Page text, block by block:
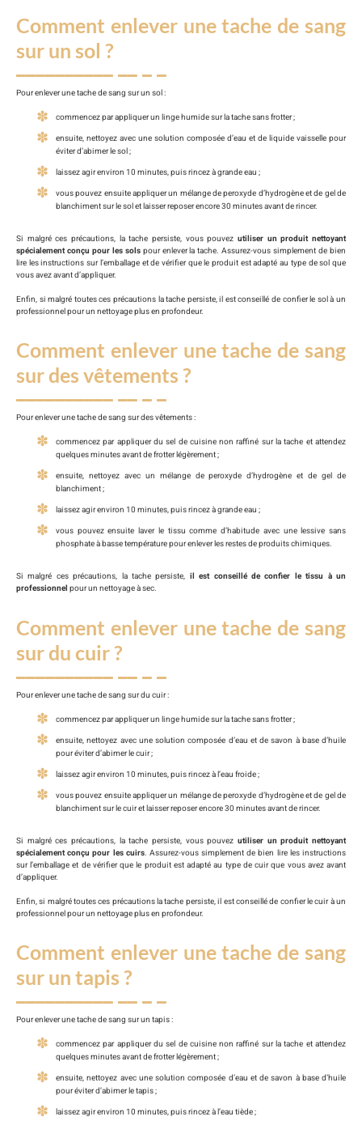
Comment enlever une tache de sang
sur un sol ?
Pour enlever une tache de sang sur un sol :
commencez par appliquer un linge humide sur la tache sans frotter ;
ensuite, nettoyez avec une solution composée d’eau et de liquide vaisselle pour
éviter d’abimer le sol ;
laissez agir environ 10 minutes, puis rincez à grande eau ;
vous pouvez ensuite appliquer un mélange de peroxyde d’hydrogène et de gel de
blanchiment sur le sol et laisser reposer encore 30 minutes avant de rincer.
Si malgré ces précautions, la tache persiste, vous pouvez utiliser un produit nettoyant
spécialement conçu pour les solspour enlever la tache. Assurez-vous simplement de bien
lire les instructions sur l’emballage et de vérifier que le produit est adapté au type de sol que
vous avez avant d’appliquer.
Enfin, si malgré toutes ces précautions la tache persiste, il est conseillé de confier le sol à un
professionnel pour un nettoyage plus en profondeur.
Comment enlever une tache de sang
sur des vêtements ?
Pour enlever une tache de sang sur des vêtements :
commencez par appliquer du sel de cuisine non raffiné sur la tache et attendez
quelques minutes avant de frotter légèrement ;
ensuite, nettoyez avec un mélange de peroxyde d’hydrogène et de gel de
blanchiment ;
laissez agir environ 10 minutes, puis rincez à grande eau ;
vous pouvez ensuite laver le tissu comme d’habitude avec une lessive sans
phosphate à basse température pour enlever les restes de produits chimiques.
Si malgré ces précautions, la tache persiste, il est conseillé de confier le tissu à un
professionnel pour un nettoyage à sec.
Comment enlever une tache de sang
sur du cuir ?
Pour enlever une tache de sang sur du cuir :
commencez par appliquer un linge humide sur la tache sans frotter ;
ensuite, nettoyez avec une solution composée d’eau et de savon à base d’huile
pour éviter d’abimer le cuir ;
laissez agir environ 10 minutes, puis rincez à l’eau froide ;
vous pouvez ensuite appliquer un mélange de peroxyde d’hydrogène et de gel de
blanchiment sur le cuir et laisser reposer encore 30 minutes avant de rincer.
Si malgré ces précautions, la tache persiste, vous pouvez utiliser un produit nettoyant
spécialement conçu pour les cuirs. Assurez-vous simplement de bien lire les instructions
sur l’emballage et de vérifier que le produit est adapté au type de cuir que vous avez avant
d’appliquer.
Enfin, si malgré toutes ces précautions la tache persiste, il est conseillé de confier le cuir à un
professionnel pour un nettoyage plus en profondeur.
Comment enlever une tache de sang
sur un tapis ?
Pour enlever une tache de sang sur un tapis :
commencez par appliquer du sel de cuisine non raffiné sur la tache et attendez
quelques minutes avant de frotter légèrement ;
ensuite, nettoyez avec une solution composée d’eau et de savon à base d’huile
pour éviter d’abimer le tapis ;
laissez agir environ 10 minutes, puis rincez à l’eau tiède ;